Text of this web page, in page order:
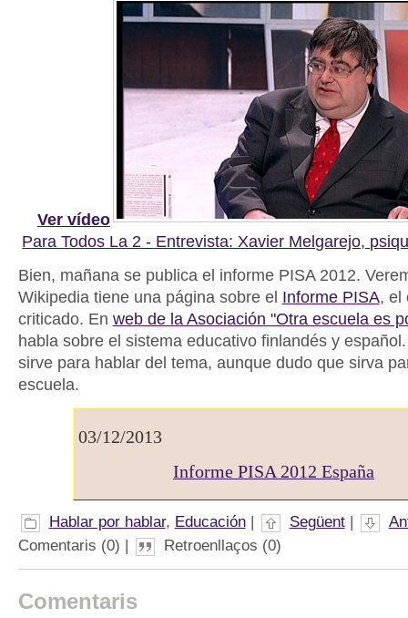
Ver vídeo
Para Todos La 2 - Entrevista: Xavier Melgarejo,
Bien, mañana se publica el informe PISA 2012.
Wikipedia tiene una página sobre el Informe PISA, el
criticado. En web de la Asociación "Otra escuela es
habla sobre el sistema educativo finlandés y
sirve para hablar del tema, aunque dudo que sirva
escuela.
03/12/2013
Informe PISA 2012 España
Hablar por hablar, Educación| Següent|
Comentaris (0) |
Retroenllaços (0)
Comentaris